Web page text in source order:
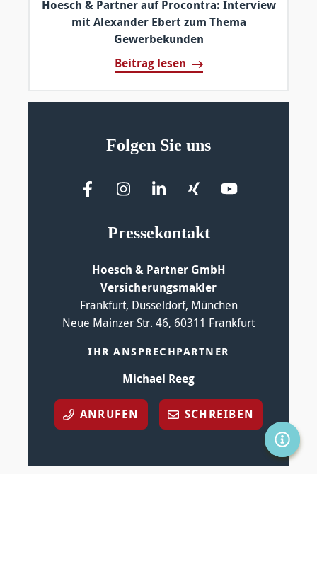
Hoesch & Partner auf Procontra: Interview
mit Alexander Ebert zum Thema
Gewerbekunden
Beitrag lesen
Folgen Sie uns
Pressekontakt
Hoesch & Partner GmbH
Versicherungsmakler
Frankfurt, Düsseldorf, München
Neue Mainzer Str. 46, 60311 Frankfurt
IHR ANSPRECHPARTNER
Michael Reeg
ANRUFEN SCHREIBEN